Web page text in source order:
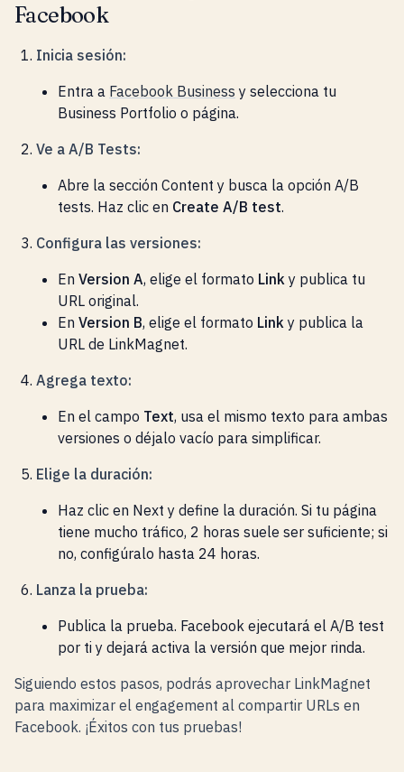
Facebook
Inicia sesión:
Entra a Facebook Business y selecciona tu
Business Portfolio o página.
Ve a A/B Tests:
Abre la sección Content y busca la opción A/B
tests. Haz clic en Create A/B test.
Configura las versiones:
En Version A, elige el formato Link y publica tu
URL original.
En Version B, elige el formato Link y publica la
URL de LinkMagnet.
Agrega texto:
En el campo Text, usa el mismo texto para ambas
versiones o déjalo vacío para simplificar.
Elige la duración:
Haz clic en Next y define la duración. Si tu página
tiene mucho tráfico, 2 horas suele ser suficiente; si
no, configúralo hasta 24 horas.
Lanza la prueba:
Publica la prueba. Facebook ejecutará el A/B test
por ti y dejará activa la versión que mejor rinda.
Siguiendo estos pasos, podrás aprovechar LinkMagnet
para maximizar el engagement al compartir URLs en
Facebook. ¡Éxitos con tus pruebas!